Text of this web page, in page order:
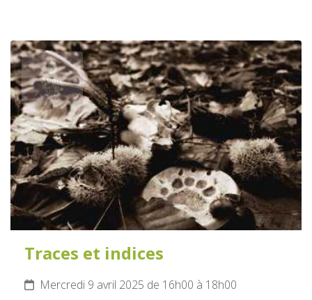
9
AVRIL
2025
Traces et indices
Mercredi 9 avril 2025 de 16h00 à 18h00